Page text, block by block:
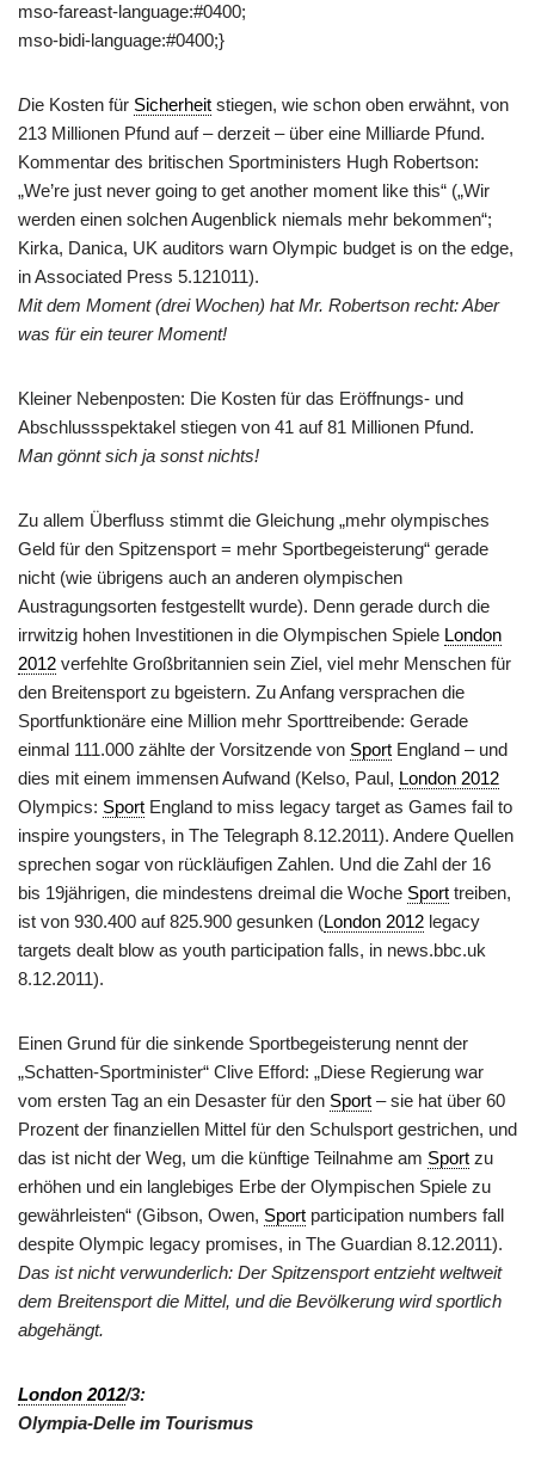
mso-fareast-language:#0400;
mso-bidi-language:#0400;}
Die Kosten für Sicherheit stiegen, wie schon oben erwähnt, von
213 Millionen Pfund auf – derzeit – über eine Milliarde Pfund.
Kommentar des britischen Sportministers Hugh Robertson:
„We’re just never going to get another moment like this“ („Wir
werden einen solchen Augenblick niemals mehr bekommen“;
Kirka, Danica, UK auditors warn Olympic budget is on the edge,
in Associated Press 5.121011).
Mit dem Moment (drei Wochen) hat Mr. Robertson recht: Aber
was für ein teurer Moment!
Kleiner Nebenposten: Die Kosten für das Eröffnungs- und
Abschlussspektakel stiegen von 41 auf 81 Millionen Pfund.
Man gönnt sich ja sonst nichts!
Zu allem Überfluss stimmt die Gleichung „mehr olympisches
Geld für den Spitzensport = mehr Sportbegeisterung“ gerade
nicht (wie übrigens auch an anderen olympischen
Austragungsorten festgestellt wurde). Denn gerade durch die
irrwitzig hohen Investitionen in die Olympischen Spiele London
2012 verfehlte Großbritannien sein Ziel, viel mehr Menschen für
den Breitensport zu bgeistern. Zu Anfang versprachen die
Sportfunktionäre eine Million mehr Sporttreibende: Gerade
einmal 111.000 zählte der Vorsitzende von Sport England – und
dies mit einem immensen Aufwand (Kelso, Paul, London 2012
Olympics: Sport England to miss legacy target as Games fail to
inspire youngsters, in The Telegraph 8.12.2011). Andere Quellen
sprechen sogar von rückläufigen Zahlen. Und die Zahl der 16
bis 19jährigen, die mindestens dreimal die Woche Sport treiben,
ist von 930.400 auf 825.900 gesunken (London 2012 legacy
targets dealt blow as youth participation falls, in news.bbc.uk
8.12.2011).
Einen Grund für die sinkende Sportbegeisterung nennt der
„Schatten-Sportminister“ Clive Efford: „Diese Regierung war
vom ersten Tag an ein Desaster für den Sport – sie hat über 60
Prozent der finanziellen Mittel für den Schulsport gestrichen, und
das ist nicht der Weg, um die künftige Teilnahme am Sport zu
erhöhen und ein langlebiges Erbe der Olympischen Spiele zu
gewährleisten“ (Gibson, Owen, Sport participation numbers fall
despite Olympic legacy promises, in The Guardian 8.12.2011).
Das ist nicht verwunderlich: Der Spitzensport entzieht weltweit
dem Breitensport die Mittel, und die Bevölkerung wird sportlich
abgehängt.
London 2012/3:
Olympia-Delle im Tourismus